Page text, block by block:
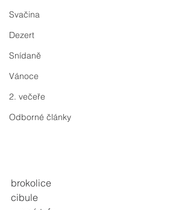
Svačina
Dezert
Snídaně
Vánoce
2. večeře
Odborné články
brokolice
cibule